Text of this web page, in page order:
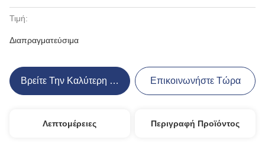
Τιμή:
Διαπραγματεύσιμα
Βρείτε Την Καλύτερη Τιμή Επικοινωνήστε Τώρα
Λεπτομέρειες Περιγραφή Προϊόντος